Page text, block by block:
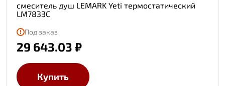
смеситель душ LEMARK Yeti термостатический
LM7833C
Под заказ
29 643.03 ₽
Купить